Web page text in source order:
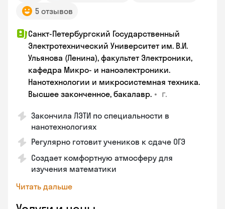
5 отзывов
Санкт-Петербургский Государственный
Электротехнический Университет им. В.И.
Ульянова (Ленина), факультет Электроники,
кафедра Микро- и наноэлектроники.
Нанотехнологии и микросистемная техника.
Высшее законченное, бакалавр. • г.
Закончила ЛЭТИ по специальности в
нанотехнологиях
Регулярно готовит учеников к сдаче ОГЭ
Создает комфортную атмосферу для
изучения математики
Читать дальше